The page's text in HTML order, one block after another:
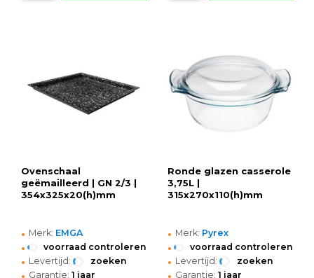
Ovenschaal
geëmailleerd | GN 2/3 |
354x325x20(h)mm
• Merk: EMGA
• voorraad controleren
• Levertijd: zoeken
Garantie: 1 jaar
Ronde glazen casserole
3,75L |
315x270x110(h)mm
• Merk: Pyrex
• voorraad controleren
• Levertijd: zoeken
Garantie: 1 jaar